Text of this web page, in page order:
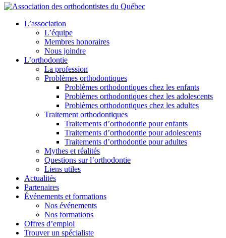
L’association
L’équipe
Membres honoraires
Nous joindre
L’orthodontie
La profession
Problèmes orthodontiques
Problèmes orthodontiques chez les enfants
Problèmes orthodontiques chez les adolescents
Problèmes orthodontiques chez les adultes
Traitement orthodontiques
Traitements d’orthodontie pour enfants
Traitements d’orthodontie pour adolescents
Traitements d’orthodontie pour adultes
Mythes et réalités
Questions sur l’orthodontie
Liens utiles
Actualités
Partenaires
Événements et formations
Nos événements
Nos formations
Offres d’emploi
Trouver un spécialiste